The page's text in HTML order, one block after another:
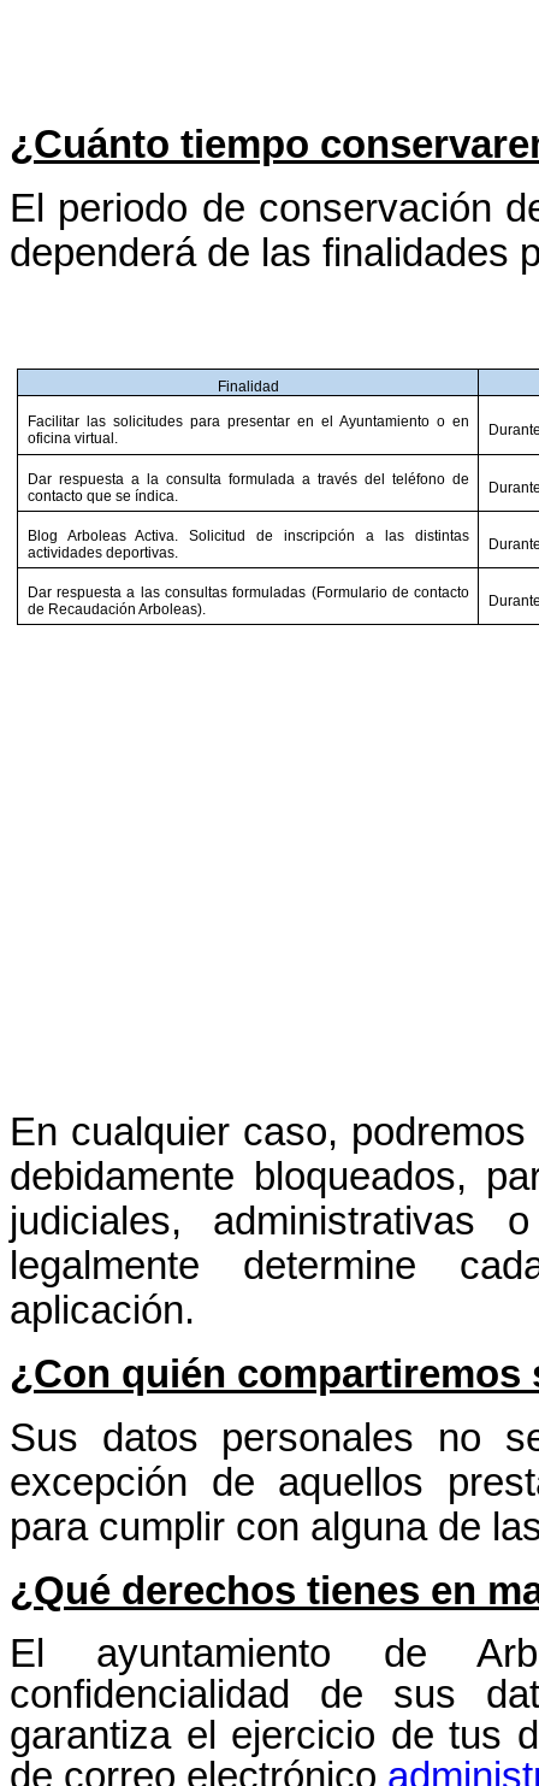
¿Cuánto tiempo
El periodo de conservación
dependerá de las finalidades
Finalidad
Facilitar las solicitudes para presentar en el Ayuntamiento o en
oficina virtual.
Dar respuesta a la consulta formulada a través del teléfono de
contacto que se índica.
Blog Arboleas Activa. Solicitud de inscripción a las distintas
actividades deportivas.
Dar respuesta a las consultas formuladas (Formulario de contacto
de Recaudación Arboleas).
En cualquier caso,
debidamente bloqueados,
judiciales,
legalmente determine
aplicación.
¿Con quién compartiremos
Sus datos personales no
excepción de aquellos
para cumplir con alguna de
¿Qué derechos tienes en
El ayuntamiento de
confidencialidad de sus
garantiza el ejercicio de tus
de correo electrónico